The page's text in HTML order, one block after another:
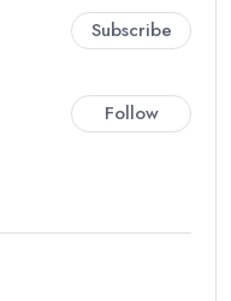
Subscribe
Follow